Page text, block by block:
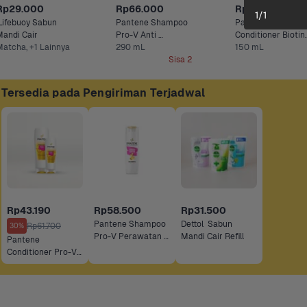
Sabun
+1 Lainnya
Rp66.000
Pantene Shampoo
Pro-V Anti
Ketombe
290 mL
Sisa 2
Rp37.800
Pantene Miracles
Conditioner Biotin
Strength
150 mL
Tersedia pada Pengiriman Terjadwal
Rp43.190
30% Rp61.700
Pantene
Conditioner Pro-V
Perawatan Rambut
Rontok
Rp58.500
Pantene Shampoo
Pro-V Perawatan
Rp31.500
Dettol  Sabun
1/1